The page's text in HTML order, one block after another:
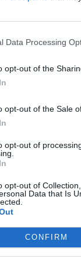
Data Processing
opt-out of the
opt-out of the Sale
opt-out of
opt-out of
Data that Is
CONFIRM
ги
и го
И ќе се
не се
ги